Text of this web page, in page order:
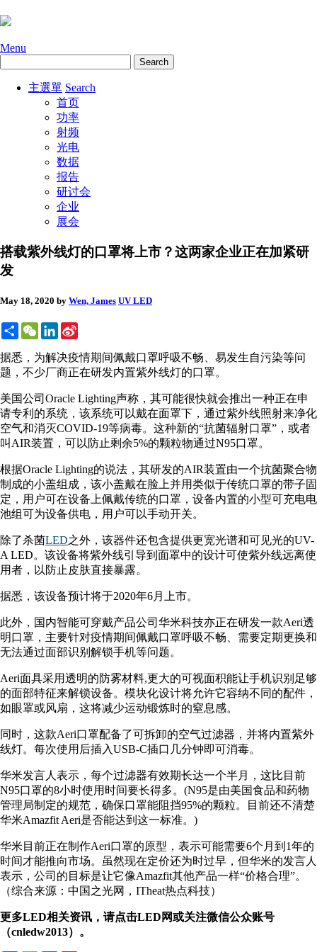
Menu
主選單 Search
首页
功率
射频
光电
数据
报告
研讨会
企业
展会
搭载紫外线灯的口罩将上市？这两家企业正在加紧研
发
May 18, 2020 by Wen, James UV LED
ShareWeChatLinkedIn
据悉，为解决疫情期间佩戴口罩呼吸不畅、易发生自污染等问
题，不少厂商正在研发内置紫外线灯的口罩。
美国公司Oracle Lighting声称，其可能很快就会推出一种正在申
请专利的系统，该系统可以戴在面罩下，通过紫外线照射来净化
空气和消灭COVID-19等病毒。这种新的“抗菌辐射口罩”，或者
叫AIR装置，可以防止剩余5%的颗粒物通过N95口罩。
根据Oracle Lighting的说法，其研发的AIR装置由一个抗菌聚合物
制成的小盖组成，该小盖戴在脸上并用类似于传统口罩的带子固
定，用户可在设备上佩戴传统的口罩，设备内置的小型可充电电
池组可为设备供电，用户可以手动开关。
除了杀菌LED之外，该器件还包含提供更宽光谱和可见光的UV-
A LED。该设备将紫外线引导到面罩中的设计可使紫外线远离使
用者，以防止皮肤直接暴露。
据悉，该设备预计将于2020年6月上市。
此外，国内智能可穿戴产品公司华米科技亦正在研发一款Aeri透
明口罩，主要针对疫情期间佩戴口罩呼吸不畅、需要定期更换和
无法通过面部识别解锁手机等问题。
Aeri面具采用透明的防雾材料,更大的可视面积能让手机识别足够
的面部特征来解锁设备。模块化设计将允许它容纳不同的配件，
如眼罩或风扇，这将减少运动锻炼时的窒息感。
同时，这款Aeri口罩配备了可拆卸的空气过滤器，并将内置紫外
线灯。每次使用后插入USB-C插口几分钟即可消毒。
华米发言人表示，每个过滤器有效期长达一个半月，这比目前
N95口罩的8小时使用时间要长得多。(N95是由美国食品和药物
管理局制定的规范，确保口罩能阻挡95%的颗粒。目前还不清楚
华米Amazfit Aeri是否能达到这一标准。)
华米目前正在制作Aeri口罩的原型，表示可能需要6个月到1年的
时间才能推向市场。虽然现在定价还为时过早，但华米的发言人
表示，公司的目标是让它像Amazfit其他产品一样“价格合理”。
（综合来源：中国之光网，ITheat热点科技）
更多LED相关资讯，请点击LED网或关注微信公众账号
（cnledw2013）。